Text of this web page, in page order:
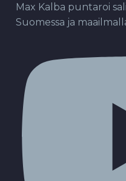
Max Kalba puntaroi
Suomessa ja